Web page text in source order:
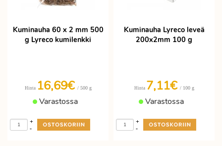
Kuminauha 60 x 2 mm 500
g Lyreco kumilenkki
Hinta 16,69€ / 500 g
Varastossa
-
+
Kuminauha Lyreco leveä
200x2mm 100 g
Hinta 7,11€ / 100 g
Varastossa
-
+